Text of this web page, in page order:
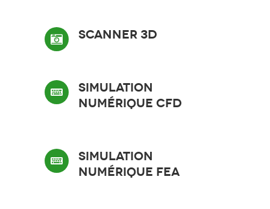
Scanner 3D
Simulation
numérique CFD
Simulation
numérique FEA